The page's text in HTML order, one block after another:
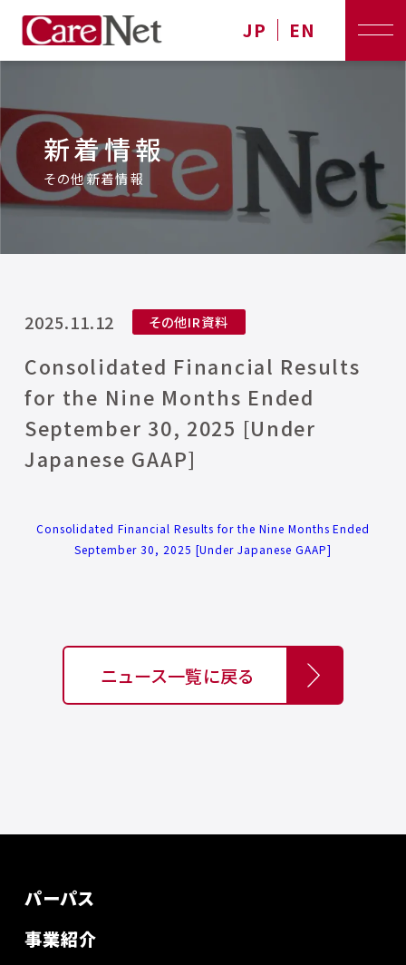
JP EN
新着情報
その他新着情報
2025.11.12 その他IR資料
Consolidated Financial Results
for the Nine Months Ended
September 30, 2025 [Under
Japanese GAAP]
Consolidated Financial Results for the Nine Months Ended
September 30, 2025 [Under Japanese GAAP]
ニュース一覧に戻る
パーパス
事業紹介